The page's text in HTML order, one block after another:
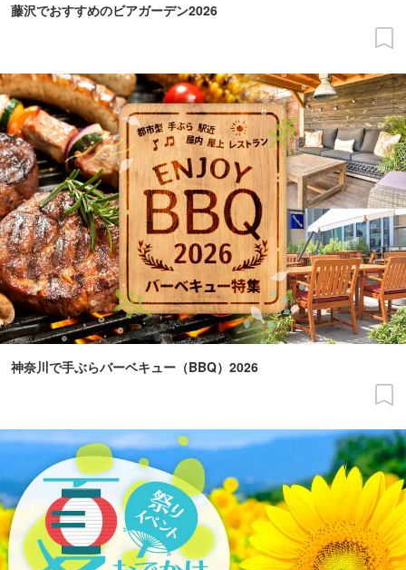
藤沢でおすすめのビアガーデン2026
神奈川で手ぶらバーベキュー（BBQ）2026